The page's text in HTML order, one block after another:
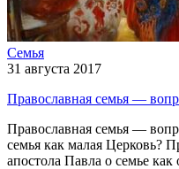
Семья
31 августа 2017
Православная семья —
Православная семья —
семья как малая Церковь?
апостола Павла о семье